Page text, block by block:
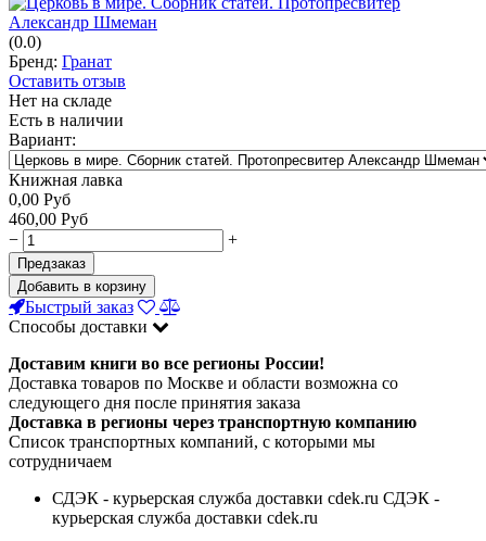
(0.0)
Бренд: Гранат
Оставить отзыв
Нет на складе
Есть в наличии
Вариант:
Книжная лавка
0,00 Руб
460,00 Руб
−
+
Предзаказ
Добавить в корзину
Быстрый заказ
Способы доставки
Доставим книги во все регионы России!
Доставка товаров по Москве и области возможна со
следующего дня после принятия заказа
Доставка в регионы через транспортную компанию
Список транспортных компаний, с которыми мы
сотрудничаем
СДЭК - курьерская служба доставки cdek.ru СДЭК -
курьерская служба доставки cdek.ru